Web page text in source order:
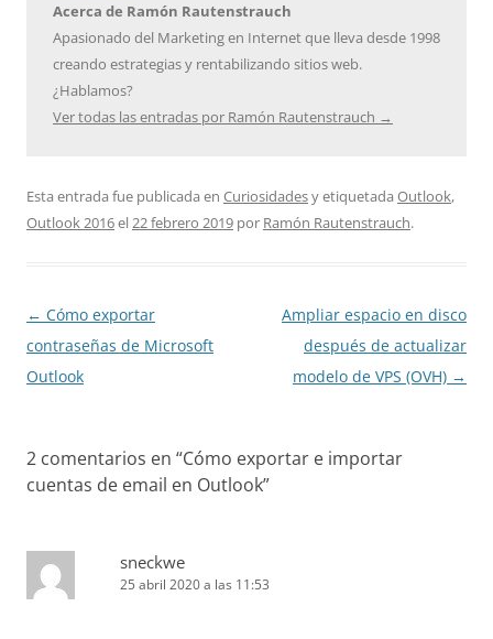
Acerca de Ramón Rautenstrauch
Apasionado del Marketing en Internet que lleva desde 1998
creando estrategias y rentabilizando sitios web.
¿Hablamos?
Ver todas las entradas por Ramón Rautenstrauch →
Esta entrada fue publicada en Curiosidadesy etiquetada Outlook,
Outlook 2016el22 febrero 2019 por Ramón Rautenstrauch.
Navegación
de
entradas
← Cómo exportar
contraseñas de Microsoft
Outlook
Ampliar espacio en disco
después de actualizar
modelo de VPS (OVH) →
2 comentarios en “Cómo exportar e importar
cuentas de email en Outlook”
sneckwe
25 abril 2020 a las 11:53